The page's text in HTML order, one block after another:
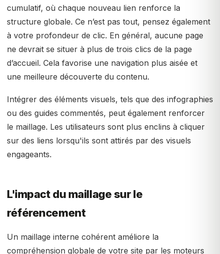
cumulatif, où chaque nouveau lien renforce la
structure globale. Ce n’est pas tout, pensez également
à votre profondeur de clic. En général, aucune page
ne devrait se situer à plus de trois clics de la page
d’accueil. Cela favorise une navigation plus aisée et
une meilleure découverte du contenu.
Intégrer des éléments visuels, tels que des infographies
ou des guides commentés, peut également renforcer
le maillage. Les utilisateurs sont plus enclins à cliquer
sur des liens lorsqu'ils sont attirés par des visuels
engageants.
L'impact du maillage sur le
référencement
Un maillage interne cohérent améliore la
compréhension globale de votre site par les moteurs